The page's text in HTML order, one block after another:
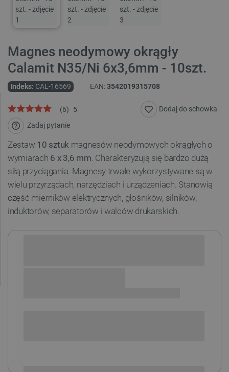
Magnes neodymowy okrągły
Calamit N35/Ni 6x3,6mm - 10szt.
Indeks: CAL-16569 EAN:3542019315708
5
(6)
Zadaj pytanie
Dodaj do schowka
Zestaw 10 sztuk magnesów neodymowych okrągłych o
wymiarach 6 x 3,6 mm. Charakteryzują się bardzo dużą
siłą przyciągania. Magnesy trwałe wykorzystywane są w
wielu przyrządach, narzędziach i urządzeniach. Stanowią
część mierników elektrycznych, głośników, silników,
induktorów, separatorów i walców drukarskich.